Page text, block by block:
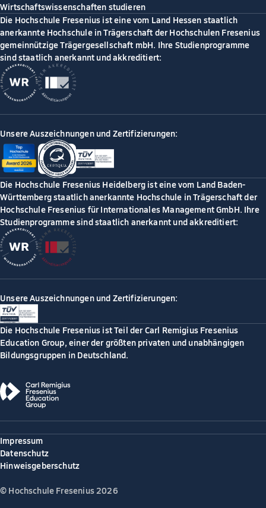
Wirtschaftswissenschaften studieren
Die Hochschule Fresenius ist eine vom Land Hessen staatlich
anerkannte Hochschule in Trägerschaft der Hochschulen Fresenius
gemeinnützige Trägergesellschaft mbH. Ihre Studienprogramme
sind staatlich anerkannt und akkreditiert:
Unsere Auszeichnungen und Zertifizierungen:
Die Hochschule Fresenius Heidelberg ist eine vom Land Baden-
Württemberg staatlich anerkannte Hochschule in Trägerschaft der
Hochschule Fresenius für Internationales Management GmbH. Ihre
Studienprogramme sind staatlich anerkannt und akkreditiert:
Unsere Auszeichnungen und Zertifizierungen:
Die Hochschule Fresenius ist Teil der Carl Remigius Fresenius
Education Group, einer der größten privaten und unabhängigen
Bildungsgruppen in Deutschland.
Impressum
Datenschutz
Hinweisgeberschutz
© Hochschule Fresenius 2026